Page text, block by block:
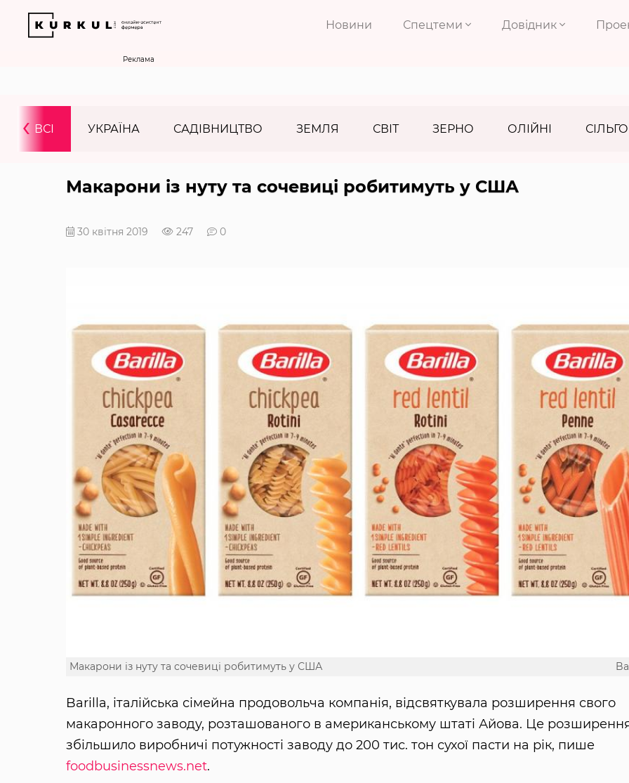
Новини Спецтеми Довідник
Реклама
ВСІ УКРАЇНА САДІВНИЦТВО ЗЕМЛЯ СВІТ ЗЕРНО ОЛІЙНІ
‹
Макарони із нуту та сочевиці робитимуть у США
30 квітня 2019 247 0
Макарони із нуту та сочевиці робитимуть у США
Barilla, італійська сімейна продовольча компанія, відсвяткувала розширення свого
макаронного заводу, розташованого в американському штаті Айова. Це
збільшило виробничі потужності заводу до 200 тис. тон сухої пасти на рік, пише
foodbusinessnews.net.